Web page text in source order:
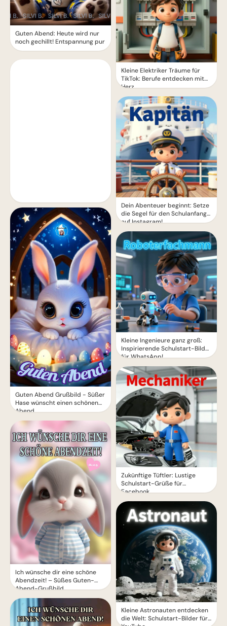
Guten Abend: Heute wird nur
noch gechillt! Entspannung pur
Guten Abend Grußbild - Süßer
Hase wünscht einen schönen
Abend
Ich wünsche dir eine schöne
Abendzeit! – Süßes Guten-
Abend-Grußbild
Kleine Elektriker Träume für
TikTok: Berufe entdecken mit
Herz
Dein Abenteuer beginnt: Setze
die Segel für den Schulanfang
auf Instagram!
Kleine Ingenieure ganz groß:
Inspirierende Schulstart-Bilder
für WhatsApp!
Zukünftige Tüftler: Lustige
Schulstart-Grüße für
Facebook
Kleine Astronauten entdecken
die Welt: Schulstart-Bilder für